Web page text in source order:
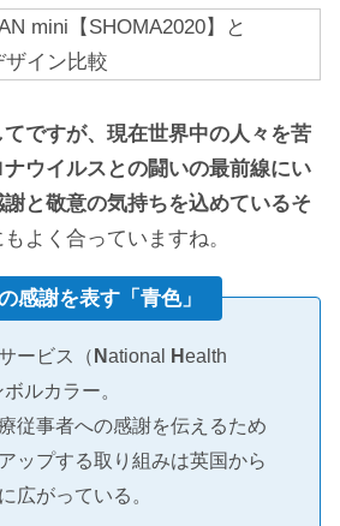
ですが、現在世界中の人々を苦
ウイルスとの闘いの最前線にい
と敬意の気持ちを込めているそ
よく合っていますね。
感謝を表す「青色」
ービス（ National Health
ルカラー。
従事者への感謝を伝えるため
ップする取り組みは英国から
広がっている。